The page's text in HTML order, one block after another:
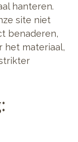
hanteren.
site niet
benaderen,
het materiaal,